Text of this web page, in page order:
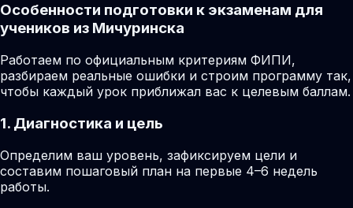
Особенности подготовки к экзаменам для
учеников из Мичуринска
Работаем по официальным критериям ФИПИ,
разбираем реальные ошибки и строим программу так,
чтобы каждый урок приближал вас к целевым баллам.
1. Диагностика и цель
Определим ваш уровень, зафиксируем цели и
составим пошаговый план на первые 4–6 недель
работы.